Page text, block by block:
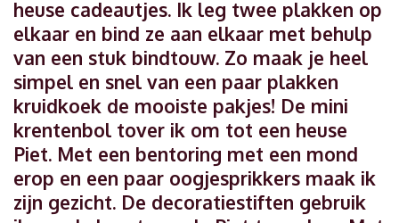
heuse cadeautjes. Ik leg twee plakken op
elkaar en bind ze aan elkaar met behulp
van een stuk bindtouw. Zo maak je heel
simpel en snel van een paar plakken
kruidkoek de mooiste pakjes! De mini
krentenbol tover ik om tot een heuse
Piet. Met een bentoring met een mond
erop en een paar oogjesprikkers maak ik
zijn gezicht. De decoratiestiften gebruik